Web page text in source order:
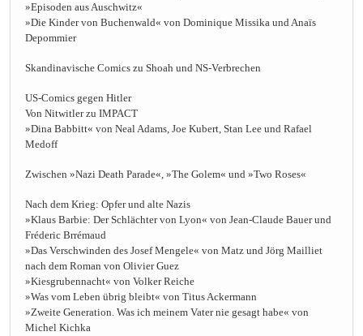
»Episoden aus Auschwitz«
»Die Kinder von Buchenwald« von Dominique Missika und Anaïs
Depommier
Skandinavische Comics zu Shoah und NS-Verbrechen
US-Comics gegen Hitler
Von Nitwitler zu IMPACT
»Dina Babbitt« von Neal Adams, Joe Kubert, Stan Lee und Rafael
Medoff
Zwischen »Nazi Death Parade«, »The Golem« und »Two Roses«
Nach dem Krieg: Opfer und alte Nazis
»Klaus Barbie: Der Schlächter von Lyon« von Jean-Claude Bauer und
Fréderic Brrémaud
»Das Verschwinden des Josef Mengele« von Matz und Jörg Mailliet
nach dem Roman von Olivier Guez
»Kiesgrubennacht« von Volker Reiche
»Was vom Leben übrig bleibt« von Titus Ackermann
»Zweite Generation. Was ich meinem Vater nie gesagt habe« von
Michel Kichka